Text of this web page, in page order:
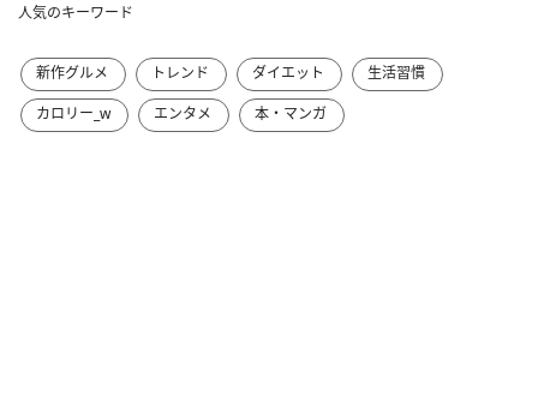
人気のキーワード
新作グルメ トレンド ダイエット
生活習慣
カロリー_w
エンタメ 本・マンガ